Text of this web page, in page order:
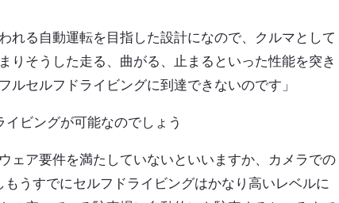
れる自動運転を目指した設計になので、クルマとして
りそうした走る、曲がる、止まるといった性能を突き
セルフドライビングに到達できないのです」
ビングが可能なのでしょう
ェア要件を満たしていないといいますか、カメラでの
うすでにセルフドライビングはかなり高いレベルに